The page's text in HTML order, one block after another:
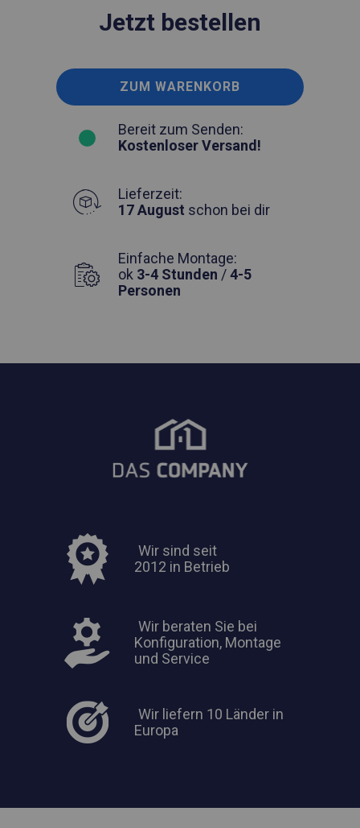
Jetzt bestellen
ZUM WARENKORB
Bereit zum Senden:
Kostenloser Versand!
Lieferzeit:
17 August schon bei dir
Einfache Montage:
ok 3-4 Stunden /4-5
Personen
Wir sind seit
2012 in Betrieb
Wir beraten Sie bei
Konfiguration, Montage
und Service
Wir liefern 10 Länder in
Europa